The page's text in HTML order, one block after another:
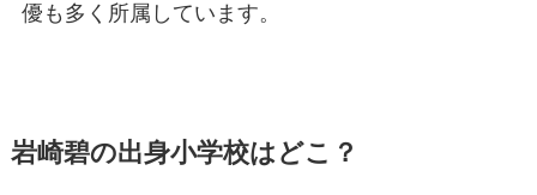
優も多く所属しています。
岩崎碧の出身小学校はどこ？